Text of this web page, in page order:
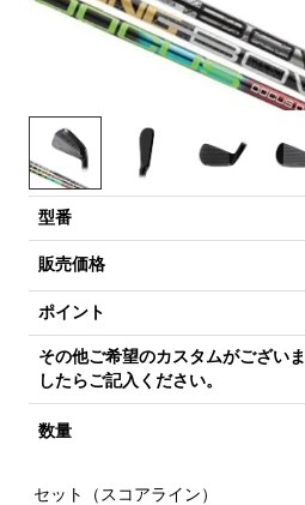
型番
販売価格
ポイント
その他ご希望のカスタムがございま
したらご記入ください。
数量
セット（スコアライン）